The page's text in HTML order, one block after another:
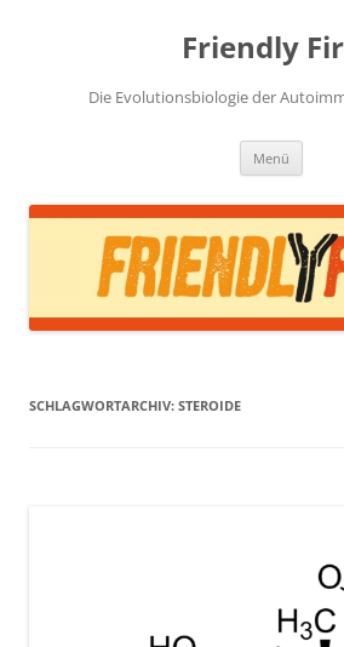
Friendly
Die Evolutionsbiologie der
Menü
SCHLAGWORTARCHIV: STEROIDE